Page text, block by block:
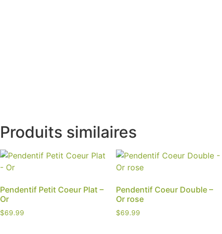
Produits similaires
Pendentif Petit Coeur Plat –
Or
$69.99
Pendentif Coeur Double –
Or rose
$69.99